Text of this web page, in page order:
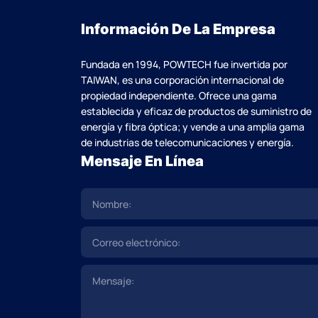
Información De La Empresa
Fundada en 1994, POWTECH fue invertida por
TAlWAN, es una corporación internacional de
propiedad independiente. Ofrece una gama
establecida y eficaz de productos de suministro de
energía y fibra óptica; y vende a una amplia gama
de industrias de telecomunicaciones y energía.
Mensaje En Línea